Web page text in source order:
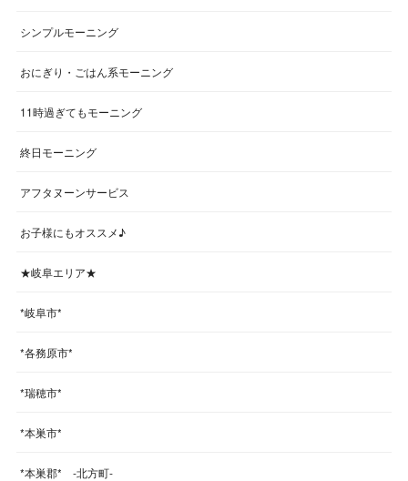
シンプルモーニング
おにぎり・ごはん系モーニング
11時過ぎてもモーニング
終日モーニング
アフタヌーンサービス
お子様にもオススメ♪
★岐阜エリア★
*岐阜市*
*各務原市*
*瑞穂市*
*本巣市*
*本巣郡* -北方町-